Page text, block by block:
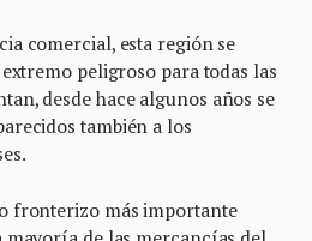
comercial, esta región se
peligroso para todas las
desde hace algunos años se
también a los
fronterizo más importante